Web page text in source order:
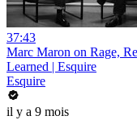
37:43
Marc Maron on Rage,
Learned | Esquire
Esquire
il y a 9 mois